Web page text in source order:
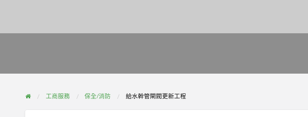
工商服務 保全/消防 給水幹管閘閥更新工程